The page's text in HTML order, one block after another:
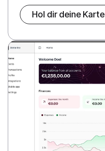
Hol dir deine Karte